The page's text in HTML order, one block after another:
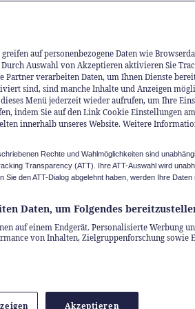
die Ihr
mit Unsicherheiten
Die Bandbreite an
sich dynamisch – und die
auf personenbezogene Daten wie
Auswahl von Akzeptieren aktivieren Sie
Partner verarbeiten Daten, um Ihnen Dienste
sind, sind manche Inhalte und Anzeigen
Menü jederzeit wieder aufrufen, um Ihre
indem Sie auf den Link Cookie Einstellungen
innerhalb unseres Website. Weitere
Rechte und Wahlmöglichkeiten sind
Transparency (ATT). Ihre ATT-Auswahl wird
den ATT-Dialog abgelehnt haben, werden Ihre Daten
Daten, um Folgendes
auf einem Endgerät. Personalisierte Werbung
von Inhalten, Zielgruppenforschung sowie
Akzeptieren